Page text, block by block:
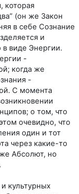
которая
(он же Закон
в себе Сознание
и
в виде Энергии.
-
когда же
-
С момента
о том, что
очевидно, что
один и тот
через какие-то
Абсолют, но
культурных